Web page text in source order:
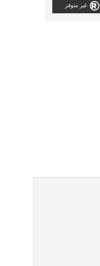
غير متوفر